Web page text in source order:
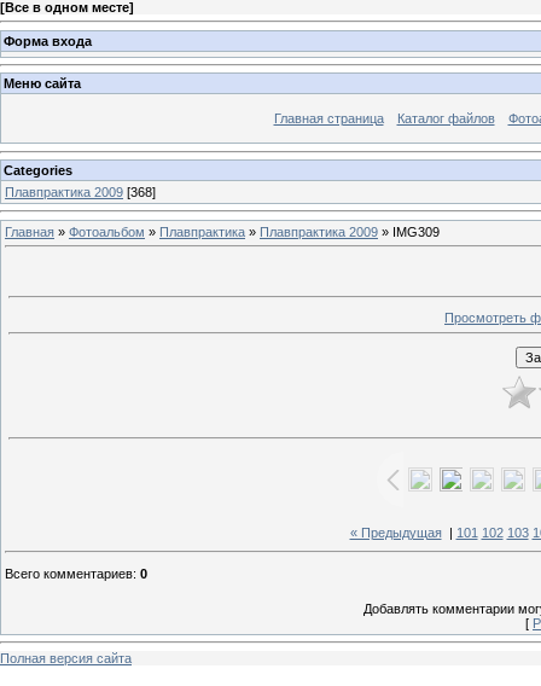
[Все в одном месте]
Форма входа
Меню сайта
Главная страница Каталог файлов
Categories
Плавпрактика 2009 [368]
Главная » Фотоальбом » Плавпрактика » Плавпрактика 2009 » IMG309
Просмотреть
« Предыдущая| 101 102 103
Всего комментариев: 0
Добавлять комментарии
[
Полная версия сайта